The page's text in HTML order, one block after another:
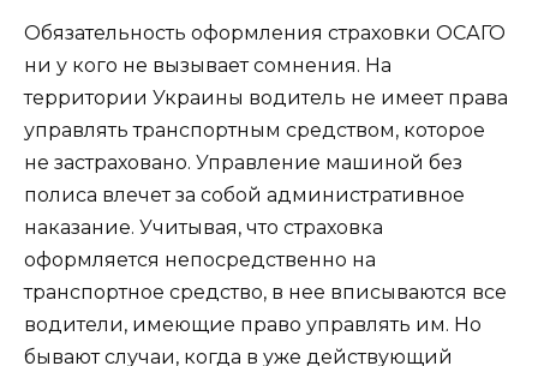
Обязательность оформления страховки ОСАГО
ни у кого не вызывает сомнения. На
территории Украины водитель не имеет права
управлять транспортным средством, которое
не застраховано. Управление машиной без
полиса влечет за собой административное
наказание. Учитывая, что страховка
оформляется непосредственно на
транспортное средство, в нее вписываются все
водители, имеющие право управлять им. Но
бывают случаи, когда в уже действующий